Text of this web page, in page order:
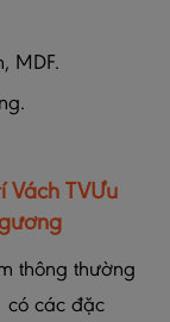
MDF.
Ưu
thông thường
có các đặc